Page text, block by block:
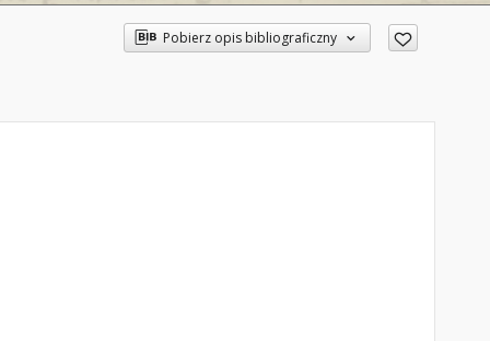
Pobierz opis bibliograficzny